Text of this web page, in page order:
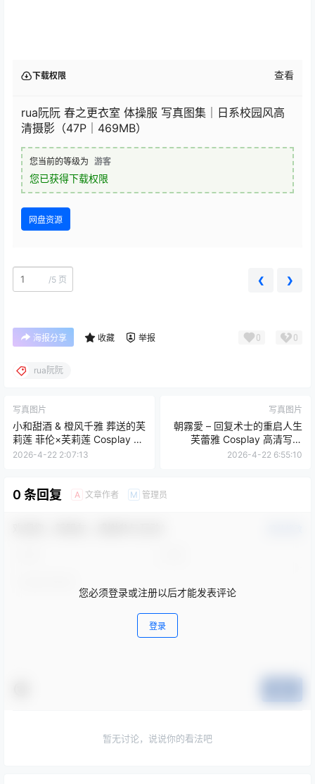
下载权限 查看
rua阮阮 春之更衣室 体操服 写真图集｜日系校园风高
清摄影（47P｜469MB）
您当前的等级为 游客
您已获得下载权限
网盘资源
/5 页 ❮ ❯
海报分享 收藏 举报 0 0
rua阮阮
写真图片
小和甜酒 & 橙风千雅 葬送的芙
莉莲 菲伦×芙莉莲 Cosplay 高
清图包 [88P-569.1M]
2026-4-22 2:07:13
写真图片
朝霧愛 – 回复术士的重启人生
芙蕾雅 Cosplay 高清写真
（32P-379.1M）
2026-4-22 6:55:10
0 条回复 A 文章作者 M 管理员
您必须登录或注册以后才能发表评论
登录
暂无讨论，说说你的看法吧